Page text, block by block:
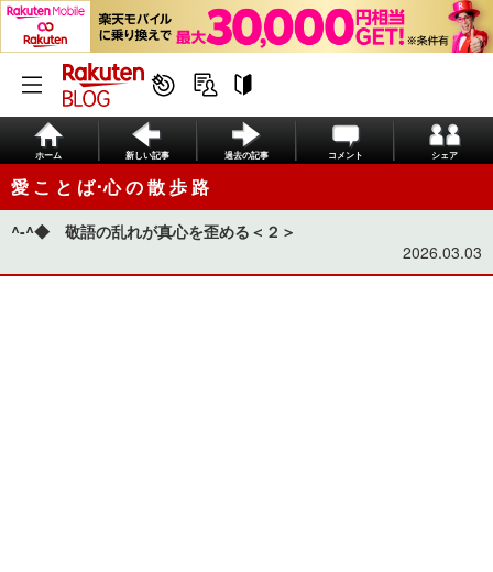
ホーム 新しい記事 過去の記事 コメント シェア
愛 こ と ば･心 の 散 歩 路
^-^◆ 敬語の乱れが真心を歪める＜２＞
2026.03.03